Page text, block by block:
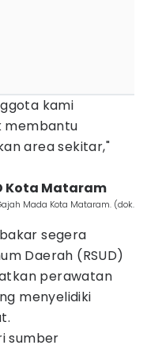
kami
membantu
area sekitar,"
Kota Mataram
Mada Kota Mataram. (dok.
segera
Daerah (RSUD)
perawatan
menyelidiki
sumber